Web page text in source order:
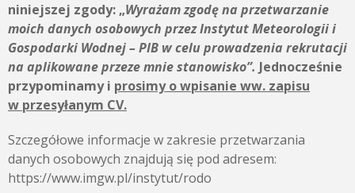
niniejszej zgody: „Wyrażam zgodę na przetwarzanie
moich danych osobowych przezInstytut Meteorologii i
Gospodarki Wodnej – PIB w celu prowadzenia rekrutacji
na aplikowane przeze mnie stanowisko”. Jednocześnie
przypominamy i prosimy o wpisanie ww. zapisu
w przesyłanym CV.
Szczegółowe informacje w zakresie przetwarzania
danych osobowych znajdują się pod adresem:
https://www.imgw.pl/instytut/rodo